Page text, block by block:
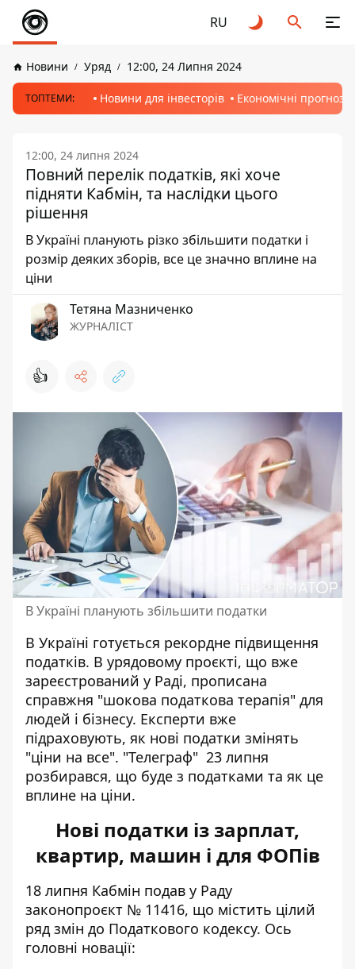
RU
Новини Уряд 12:00, 24 Липня 2024
ТОПТЕМИ: Новини для інвесторів Економічні прогнози
12:00, 24 липня 2024
Повний перелік податків, які хоче
підняти Кабмін, та наслідки цього
рішення
В Україні планують різко збільшити податки і
розмір деяких зборів, все це значно вплине на
ціни
Тетяна Мазниченко
ЖУРНАЛІСТ
👍
В Україні планують збільшити податки
В Україні готується рекордне підвищення
податків. В урядовому проєкті, що вже
зареєстрований у Раді, прописана
справжня "шокова податкова терапія" для
людей і бізнесу. Експерти вже
підраховують, як нові податки змінять
"ціни на все". "Телеграф" 23 липня
розбирався, що буде з податками та як це
вплине на ціни.
Нові податки із зарплат,
квартир, машин і для ФОПів
18 липня Кабмін подав у Раду
законопроєкт № 11416, що містить цілий
ряд змін до Податкового кодексу. Ось
головні новації: